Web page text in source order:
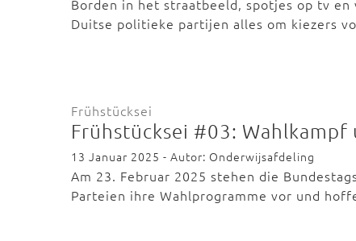
Borden in het straatbeeld, spotjes op tv en
Duitse politieke partijen alles om kiezers
Frühstücksei
Frühstücksei #03: Wahlkampf
13 Januar 2025 - Autor: Onderwijsafdeling
Am 23. Februar 2025 stehen die
Parteien ihre Wahlprogramme vor und